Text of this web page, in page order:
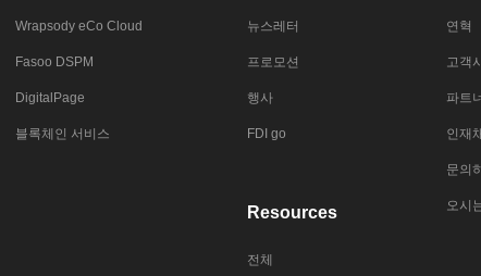
Wrapsody eCo Cloud
Fasoo DSPM
DigitalPage
블록체인 서비스
뉴스레터
프로모션
행사
FDI go
Resources
전체
연혁
고객
파트
인재
문의
오시